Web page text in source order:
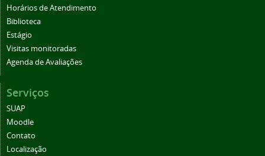
Horários de Atendimento
Biblioteca
Estágio
Visitas monitoradas
Agenda de Avaliações
Serviços
SUAP
Moodle
Contato
Localização